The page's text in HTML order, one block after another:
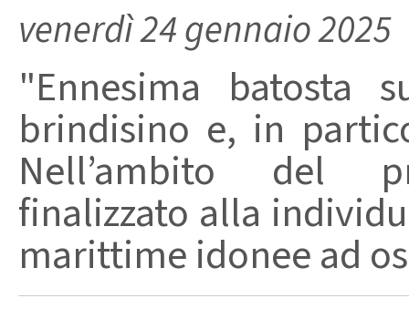
venerdì 24 gennaio 2025
"Ennesima batosta
brindisino e, in
Nell’ambito del
finalizzato alla
marittime idonee ad